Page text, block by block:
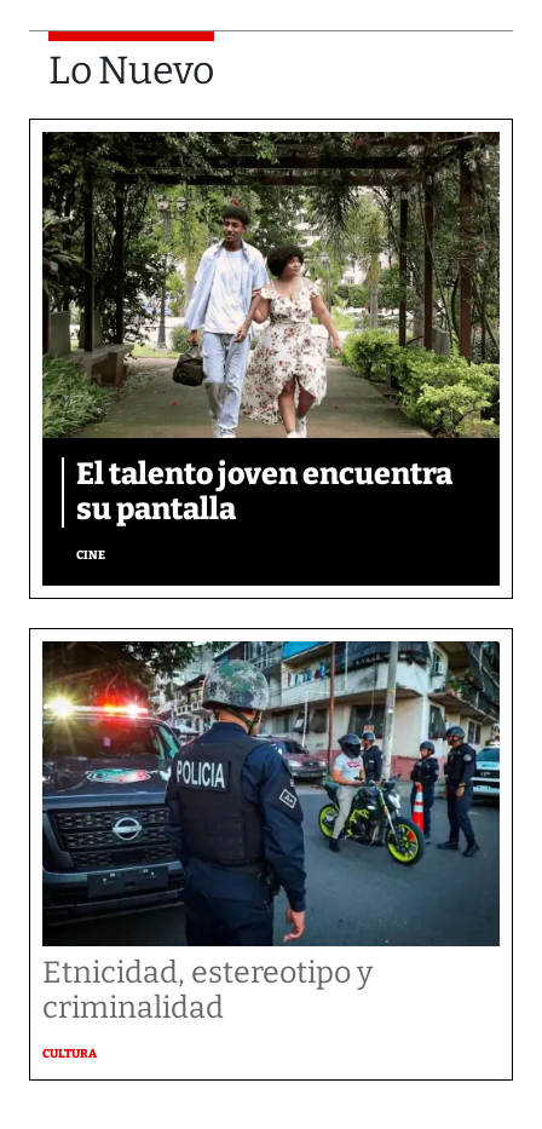
Lo Nuevo
El talento joven encuentra
su pantalla​
CINE
Etnicidad, estereotipo y
criminalidad
CULTURA